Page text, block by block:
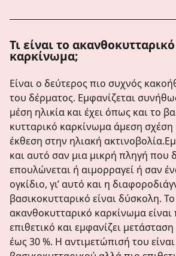
Τι είναι το ακανθοκυτταρικό
καρκίνωμα;
Είναι ο δεύτερος πιο συχνός
του δέρματος. Εμφανίζεται
μέση ηλικία και έχει όπως και το
κυτταρικό καρκίνωμα άμεση σχέση
έκθεση στην ηλιακή
και αυτό σαν μια μικρή πληγή που
επουλώνεται ή αιμορραγεί ή σαν
ογκίδιο, γι’ αυτό και η
βασικοκυτταρικό είναι δύσκολη. Το
ακανθοκυτταρικό καρκίνωμα είναι
επιθετικό και εμφανίζει
έως 30 %. Η αντιμετώπισή του